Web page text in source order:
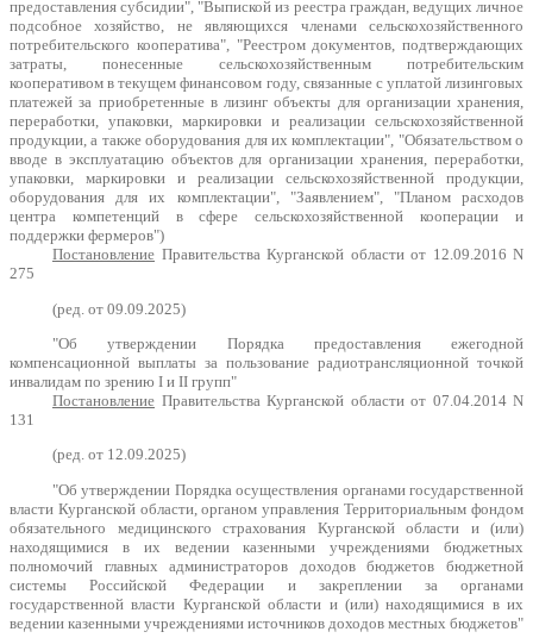
предоставления субсидии", "Выпиской из реестра граждан, ведущих личное
подсобное хозяйство, не являющихся членами сельскохозяйственного
потребительского кооператива", "Реестром документов, подтверждающих
затраты, понесенные сельскохозяйственным потребительским
кооперативом в текущем финансовом году, связанные с уплатой лизинговых
платежей за приобретенные в лизинг объекты для организации хранения,
переработки, упаковки, маркировки и реализации сельскохозяйственной
продукции, а также оборудования для их комплектации", "Обязательством о
вводе в эксплуатацию объектов для организации хранения, переработки,
упаковки, маркировки и реализации сельскохозяйственной продукции,
оборудования для их комплектации", "Заявлением", "Планом расходов
центра компетенций в сфере сельскохозяйственной кооперации и
поддержки фермеров")
Постановление Правительства Курганской области от 12.09.2016 N
275
(ред. от 09.09.2025)
"Об утверждении Порядка предоставления ежегодной
компенсационной выплаты за пользование радиотрансляционной точкой
инвалидам по зрению I и II групп"
Постановление Правительства Курганской области от 07.04.2014 N
131
(ред. от 12.09.2025)
"Об утверждении Порядка осуществления органами государственной
власти Курганской области, органом управления Территориальным фондом
обязательного медицинского страхования Курганской области и (или)
находящимися в их ведении казенными учреждениями бюджетных
полномочий главных администраторов доходов бюджетов бюджетной
системы Российской Федерации и закреплении за органами
государственной власти Курганской области и (или) находящимися в их
ведении казенными учреждениями источников доходов местных бюджетов"